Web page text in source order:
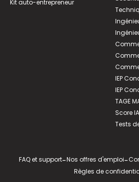
Kit auto-entrepreneur
IEP
IEP
TAGE
Score
Tests
FAQ et support-Nos offres d'emploi-
Règles de